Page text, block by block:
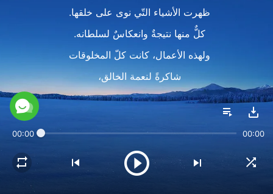
ظهرت الأشياء التّي نوى على خلقها.
كلٌّ منها نتيجةٌ وانعكاسٌ لسلطانه.
ولهذه الأعمال، كانت كلّ المخلوقات
شاكرةً لنعمة الخالق،
وشاكرةً لإحسان الخالق.
تكشف عن نفسها،
00:00 00:00